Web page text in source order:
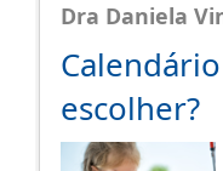
Dra Daniela
escolher?